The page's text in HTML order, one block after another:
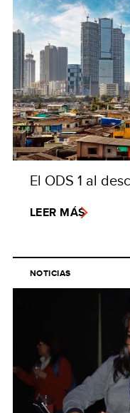
El ODS 1 al
LEER MÁS
NOTICIAS